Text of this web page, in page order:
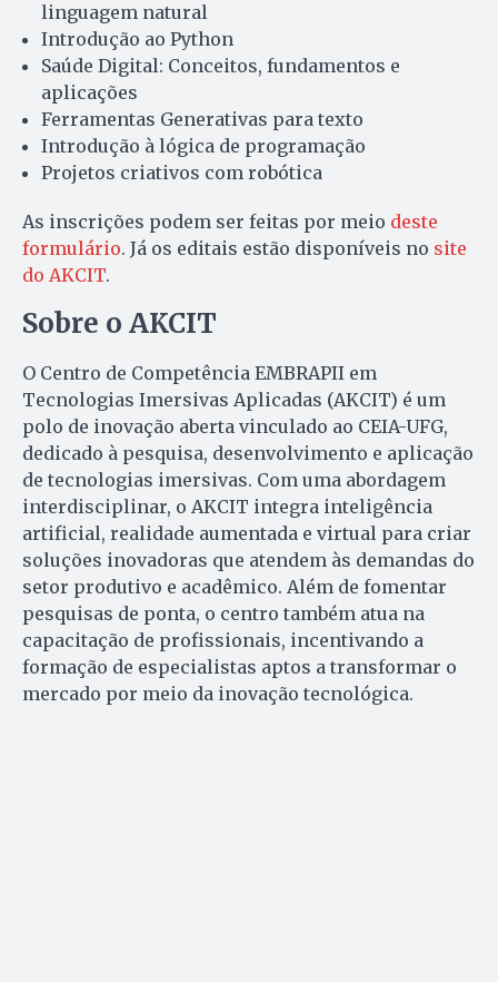
linguagem natural
Introdução ao Python
Saúde Digital: Conceitos, fundamentos e
aplicações
Ferramentas Generativas para texto
Introdução à lógica de programação
Projetos criativos com robótica
As inscrições podem ser feitas por meio deste
formulário. Já os editais estão disponíveis no site
do AKCIT.
Sobre o AKCIT
O Centro de Competência EMBRAPII em
Tecnologias Imersivas Aplicadas (AKCIT) é um
polo de inovação aberta vinculado ao CEIA-UFG,
dedicado à pesquisa, desenvolvimento e aplicação
de tecnologias imersivas. Com uma abordagem
interdisciplinar, o AKCIT integra inteligência
artificial, realidade aumentada e virtual para criar
soluções inovadoras que atendem às demandas do
setor produtivo e acadêmico. Além de fomentar
pesquisas de ponta, o centro também atua na
capacitação de profissionais, incentivando a
formação de especialistas aptos a transformar o
mercado por meio da inovação tecnológica.